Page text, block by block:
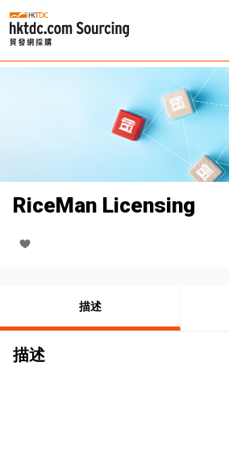
RiceMan Licensing
描述
描述